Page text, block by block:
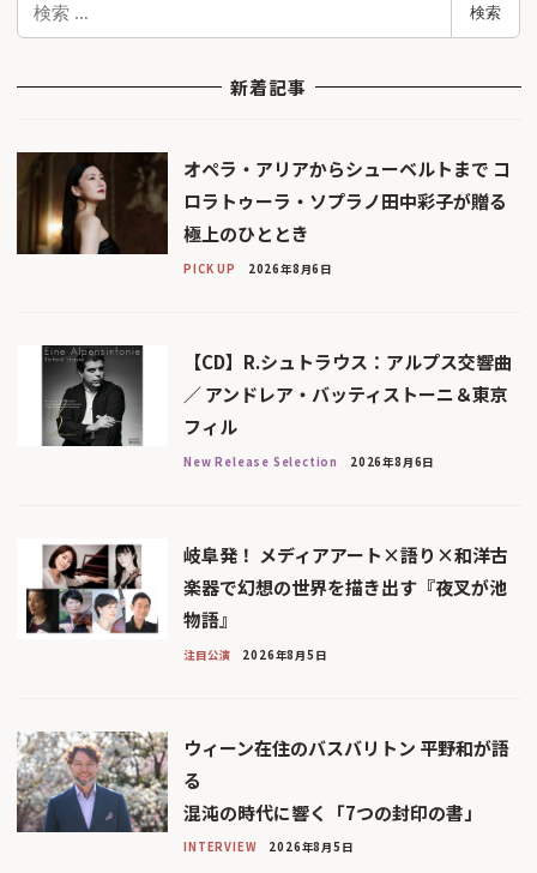
検索
新着記事
オペラ・アリアからシューベルトまで コ
ロラトゥーラ・ソプラノ田中彩子が贈る
極上のひととき
PICK UP 2026年8月6日
【CD】R.シュトラウス：アルプス交響曲
／ アンドレア・バッティストーニ＆東京
フィル
New Release Selection 2026年8月6日
岐阜発！ メディアアート×語り×和洋古
楽器で幻想の世界を描き出す『夜叉が池
物語』
注目公演 2026年8月5日
ウィーン在住のバスバリトン 平野和が語
る
混沌の時代に響く「7つの封印の書」
INTERVIEW 2026年8月5日